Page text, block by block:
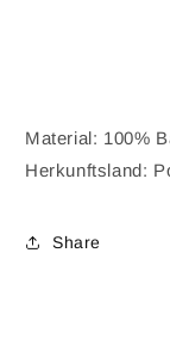
Material: 100%
Herkunftsland:
Share